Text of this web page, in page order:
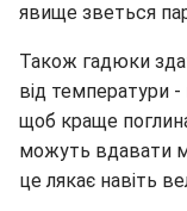
явище зветься
Також гадюки
від температури
щоб краще
можуть вдавати
це лякає навіть